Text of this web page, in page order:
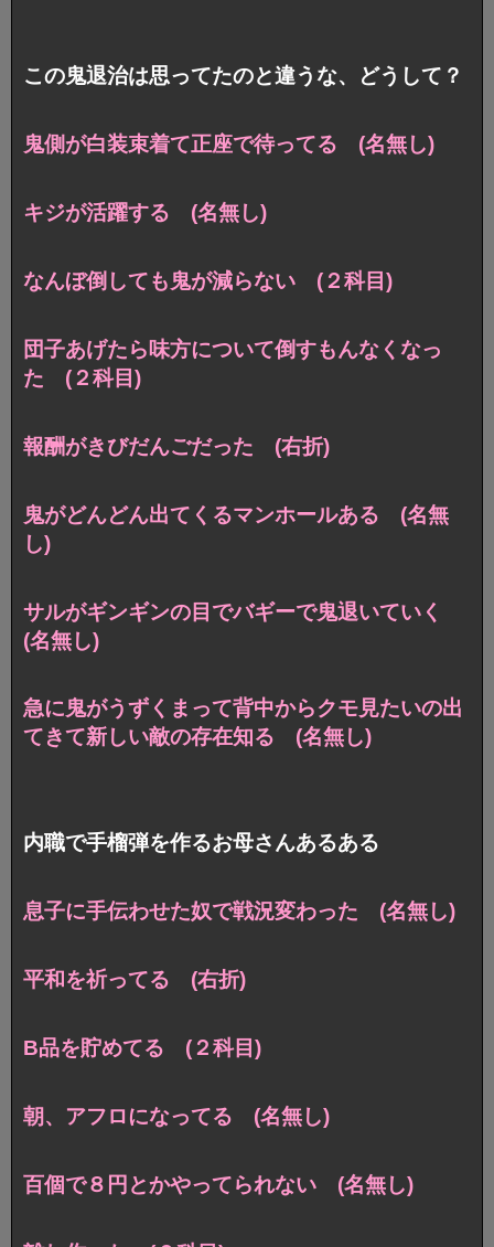
この鬼退治は思ってたのと違うな、どうして？
鬼側が白装束着て正座で待ってる (名無し)
キジが活躍する (名無し)
なんぼ倒しても鬼が減らない (２科目)
団子あげたら味方について倒すもんなくなっ
た (２科目)
報酬がきびだんごだった (右折)
鬼がどんどん出てくるマンホールある (名無
し)
サルがギンギンの目でバギーで鬼退いていく
(名無し)
急に鬼がうずくまって背中からクモ見たいの出
てきて新しい敵の存在知る (名無し)
内職で手榴弾を作るお母さんあるある
息子に手伝わせた奴で戦況変わった (名無し)
平和を祈ってる (右折)
B品を貯めてる (２科目)
朝、アフロになってる (名無し)
百個で８円とかやってられない (名無し)